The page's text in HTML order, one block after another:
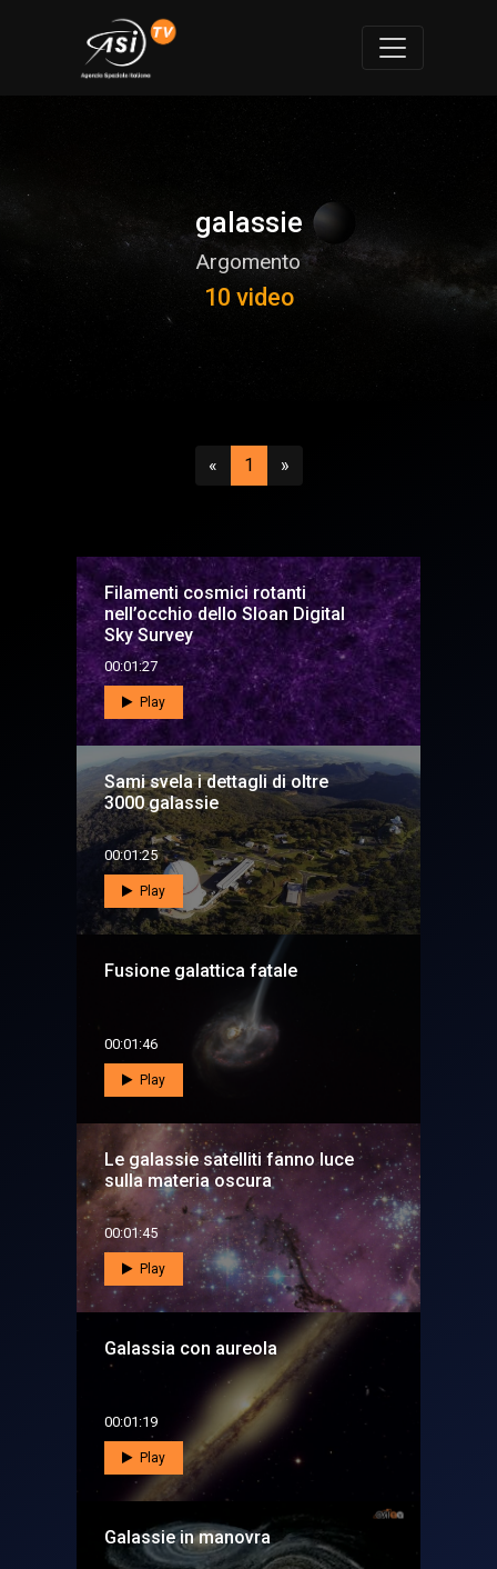
galassie
Argomento
10 video
«Precedente
1 (attuale)
»Successivo
Filamenti cosmici rotanti
nell’occhio dello Sloan Digital
Sky Survey
00:01:27
Play
Sami svela i dettagli di oltre
3000 galassie
00:01:25
Play
Fusione galattica fatale
00:01:46
Play
Le galassie satelliti fanno luce
sulla materia oscura
00:01:45
Play
Galassia con aureola
00:01:19
Play
Galassie in manovra